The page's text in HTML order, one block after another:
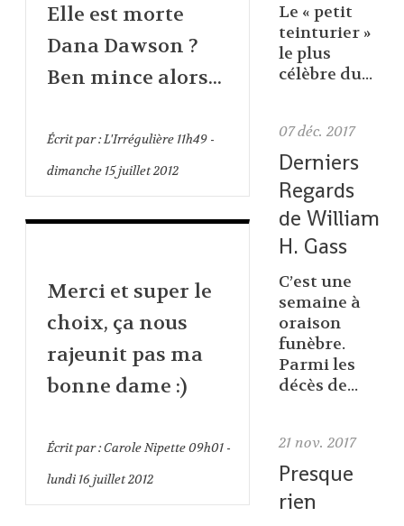
Elle est morte
Dana Dawson ?
Ben mince alors...
Écrit par :L'Irrégulière 11h49-
dimanche 15juillet 2012
Merci et super le
choix, ça nous
rajeunit pas ma
bonne dame :)
Écrit par :Carole Nipette09h01-
lundi 16juillet 2012
Le « petit
teinturier »
le plus
célèbre du...
07 déc. 2017
Derniers
Regards
de William
H. Gass
C’est une
semaine à
oraison
funèbre.
Parmi les
décès de...
21 nov. 2017
Presque
rien